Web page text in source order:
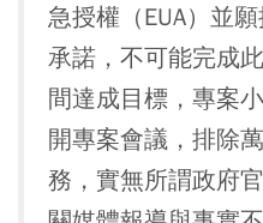
急授權（EUA）並
承諾，不可能完成
間達成目標，專案
開專案會議，排除
務，實無所謂政府